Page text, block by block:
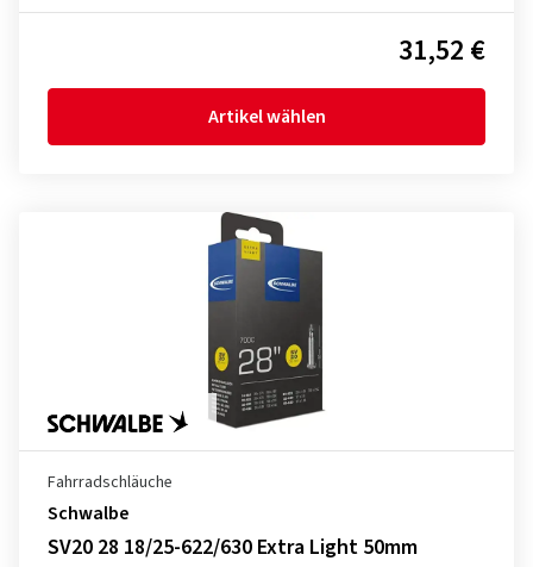
31,52 €
Artikel wählen
Fahrradschläuche
Schwalbe
SV20 28 18/25-622/630 Extra Light 50mm